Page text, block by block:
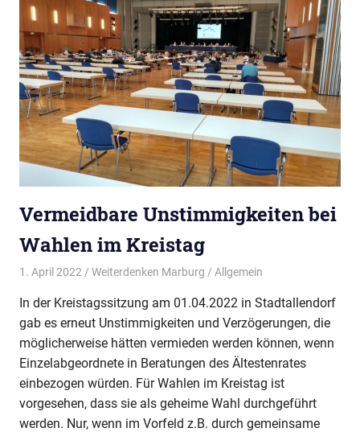
Vermeidbare Unstimmigkeiten bei
Wahlen im Kreistag
1. April 2022 Weiterdenken Marburg Allgemein
In der Kreistagssitzung am 01.04.2022 in Stadtallendorf
gab es erneut Unstimmigkeiten und Verzögerungen, die
möglicherweise hätten vermieden werden können, wenn
Einzelabgeordnete in Beratungen des Ältestenrates
einbezogen würden. Für Wahlen im Kreistag ist
vorgesehen, dass sie als geheime Wahl durchgeführt
werden. Nur, wenn im Vorfeld z.B. durch gemeinsame